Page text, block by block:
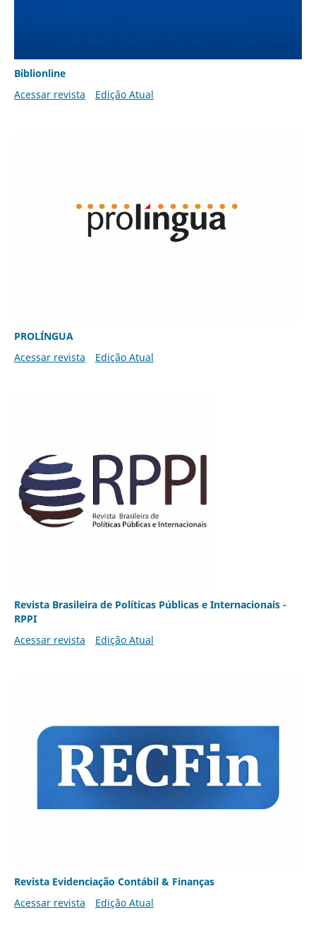
Biblionline
Acessar revista
Edição Atual
PROLÍNGUA
Acessar revista
Edição Atual
Revista Brasileira de Políticas Públicas e Internacionais -
RPPI
Acessar revista
Edição Atual
Revista Evidenciação Contábil & Finanças
Acessar revista
Edição Atual